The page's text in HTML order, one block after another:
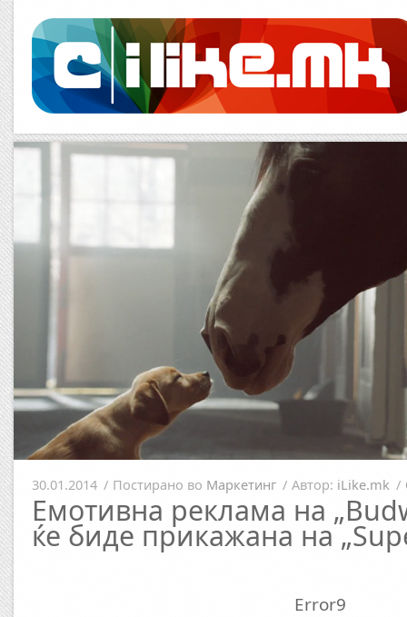
30.01.2014 / Постирано во Маркетинг / Автор: iLike.mk /
Емотивна реклама на
ќе биде прикажана на
Error9